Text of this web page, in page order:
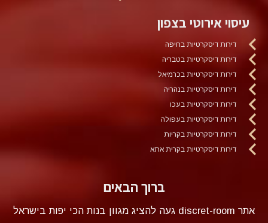
עיסוי אירוטי בצפון
דירות דיסקרטיות בחיפה
דירות דיסקרטיות בטבריה
דירות דיסקרטיות בכרמיאל
דירות דיסקרטיות בנהריה
דירות דיסקרטיות בעכו
דירות דיסקרטיות בעפולה
דירות דיסקרטיות בקריות
דירות דיסקרטיות בקרית אתא
ברוך הבאים
אתר discret-room געה להציג מגוון בנות הכי יפות בישראל